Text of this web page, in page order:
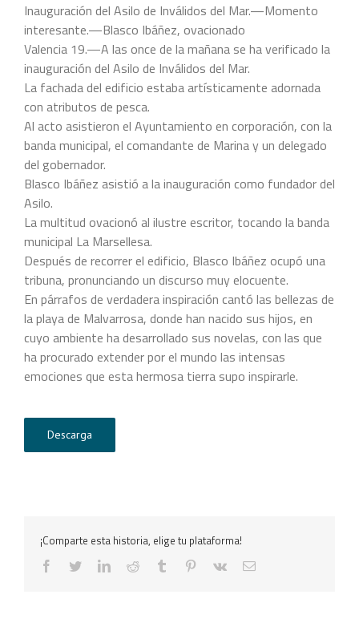
Inauguración del Asilo de Inválidos del Mar.—Momento
interesante.—Blasco Ibáñez, ovacionado
Valencia 19.—A las once de la mañana se ha verificado la
inauguración del Asilo de Inválidos del Mar.
La fachada del edificio estaba artísticamente adornada
con atributos de pesca.
Al acto asistieron el Ayuntamiento en corporación, con la
banda municipal, el comandante de Marina y un delegado
del gobernador.
Blasco Ibáñez asistió a la inauguración como fundador del
Asilo.
La multitud ovacionó al ilustre escritor, tocando la banda
municipal La Marsellesa.
Después de recorrer el edificio, Blasco Ibáñez ocupó una
tribuna, pronunciando un discurso muy elocuente.
En párrafos de verdadera inspiración cantó las bellezas de
la playa de Malvarrosa, donde han nacido sus hijos, en
cuyo ambiente ha desarrollado sus novelas, con las que
ha procurado extender por el mundo las intensas
emociones que esta hermosa tierra supo inspirarle.
Descarga
¡Comparte esta historia, elige tu plataforma!
facebooktwitterlinkedinreddit tumblr pinterest
vk
Correo